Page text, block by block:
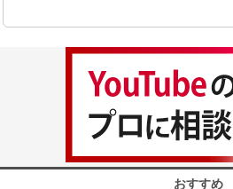
おすすめ